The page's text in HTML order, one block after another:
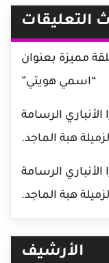
التعليقات
مميزة بعنوان
“اسمي هويتي”
الأنباري الرسامة
هبة الماجد.
الأنباري الرسامة
هبة الماجد.
الأرشيف